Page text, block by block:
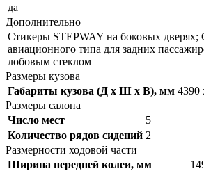
да
Дополнительно
Стикеры STEPWAY на боковых дверях;
авиационного типа для задних
лобовым стеклом
Размеры кузова
Габариты кузова (Д x Ш x В), мм 4390
Размеры салона
Число мест
5
Количество рядов сидений 2
Размерности ходовой части
Ширина передней колеи, мм